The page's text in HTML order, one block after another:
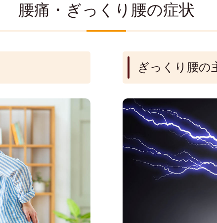
腰痛・ぎっくり腰の症状
ぎっくり腰の